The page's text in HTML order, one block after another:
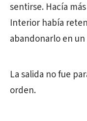
sentirse. Hacía
Interior había
abandonarlo en
La salida no fue
orden.